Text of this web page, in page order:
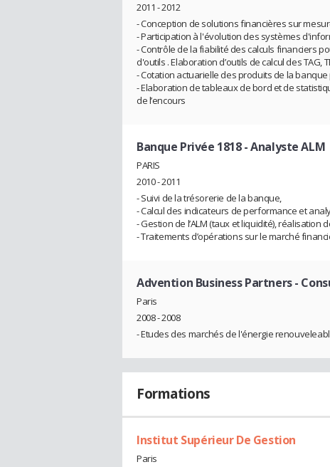
2011 - 2012
- Conception de solutions financières sur
- Participation à l'évolution des systèmes
- Contrôle de la fiabilité des calculs financiers
d'outils . Elaboration d’outils de calcul des TAG,
- Cotation actuarielle des produits de la
- Elaboration de tableaux de bord et de
de l’encours
Banque Privée 1818- Analyste ALM
PARIS
2010 - 2011
- Suivi de la trésorerie de la banque,
- Calcul des indicateurs de performance et
- Gestion de l’ALM (taux et liquidité),
- Traitements d’opérations sur le marché
Advention Business Partners-
Paris
2008 - 2008
- Etudes des marchés de l'énergie
Formations
Institut Supérieur De Gestion
Paris